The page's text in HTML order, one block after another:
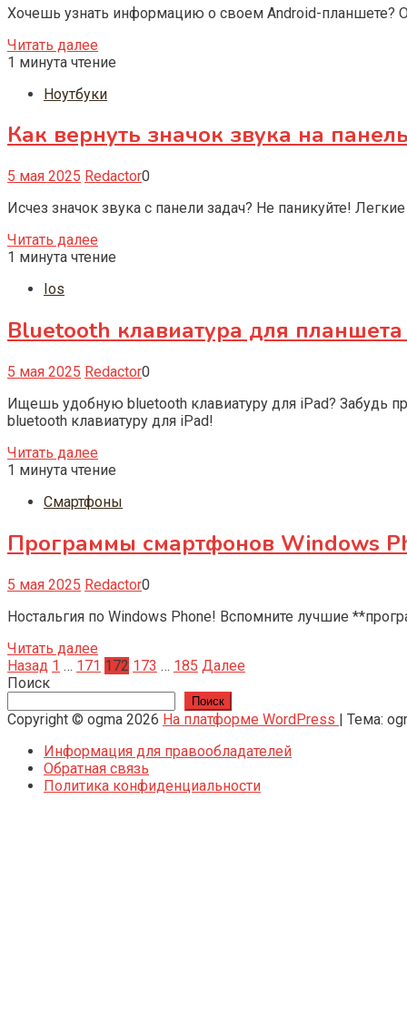
Хочешь узнать информацию о своем Android-планшете?
Читать далее
1 минута чтение
Ноутбуки
Как вернуть значок звука на
5 мая 2025 Redactor0
Исчез значок звука с панели задач? Не паникуйте!
Читать далее
1 минута чтение
Ios
Bluetooth клавиатура для
5 мая 2025 Redactor0
Ищешь удобную bluetooth клавиатуру для iPad? Забудь
bluetooth клавиатуру для iPad!
Читать далее
1 минута чтение
Смартфоны
Программы смартфонов Windows
5 мая 2025 Redactor0
Ностальгия по Windows Phone! Вспомните лучшие
Читать далее
Пагинация
записей
Назад 1 … 171 172 173 … 185 Далее
Поиск
Поиск
Copyright © ogma 2026 На платформе WordPress | Тема:
Информация для правообладателей
Обратная связь
Политика конфиденциальности